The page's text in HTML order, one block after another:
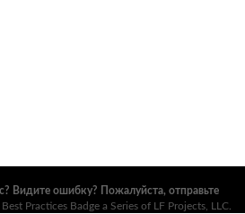
Видите ошибку? Пожалуйста, отправьте
Practices Badge a Series of LF Projects, LLC